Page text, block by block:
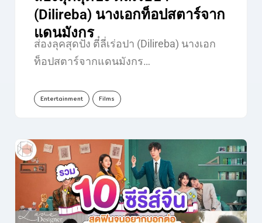
(Dilireba) นางเอกท็อปสตาร์จาก
แดนมังกร
ส่องลุคสุดปัง ตี๋ลี่เร่อปา (Dilireba) นางเอก
ท็อปสตาร์จากแดนมังกร…
Entertainment Films